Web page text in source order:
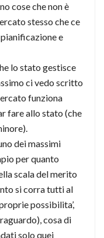
cose che non è
stesso che ce
e
lo stato gestisce
ci vedo scritto
funziona
fare allo stato (che
dei massimi
per quanto
scala del merito
si corra tutti al
possibilita’,
cosa di
solo quei